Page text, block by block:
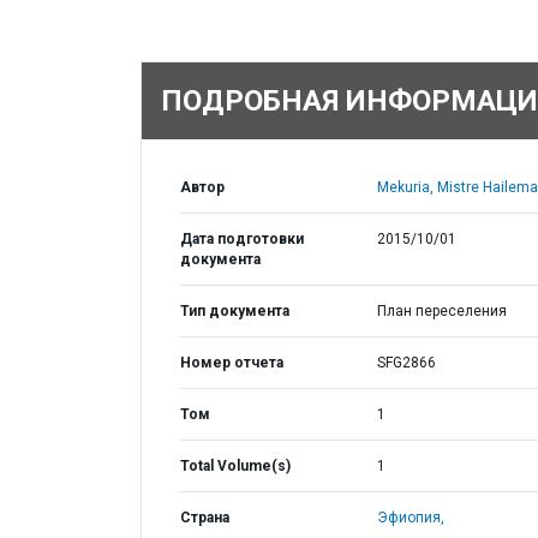
ПОДРОБНАЯ
Автор Mekuria, Mistre
Дата подготовки
документа
2015/10/01
Тип документа План переселения
Номер отчета SFG2866
Том 1
Total Volume(s) 1
Страна Эфиопия,